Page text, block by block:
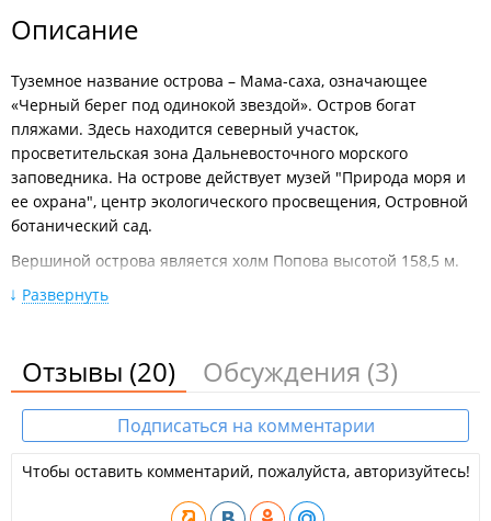
Описание
Туземное название острова – Мама-саха, означающее
«Черный берег под одинокой звездой». Остров богат
пляжами. Здесь находится северный участок,
просветительская зона Дальневосточного морского
заповедника. На острове действует музей "Природа моря и
ее охрана", центр экологического просвещения, Островной
ботанический сад.
Вершиной острова является холм Попова высотой 158,5 м.
Остров Попова расположен почти в самом центре залива
Петра Великого, на гребне подводной возвышенности, семь
невысокие, сглаженные, покрытые лесом. Береговая линия
представлена песчаными и галечными пляжами,
чередующимися со скалистыми обрывами. На острове есть
два поселка - Старк и Попова.
юге, в бухте Пограничной. Есть хорошие площадки в
проливе Старка и на западном побережье острова. Бухта
Развернуть
Отзывы (20) Обсуждения (3)
Подписаться на комментарии
Чтобы оставить комментарий, пожалуйста, авторизуйтесь!